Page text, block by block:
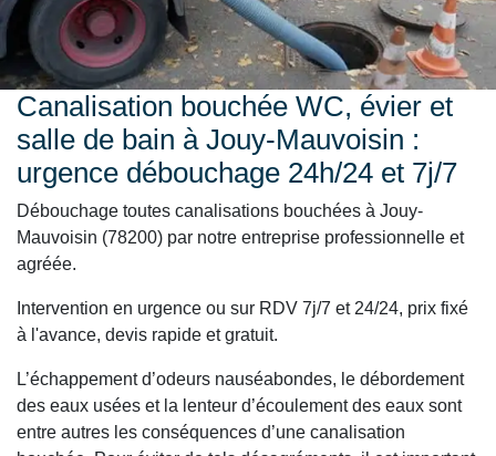
Canalisation bouchée WC, évier et
salle de bain à Jouy-Mauvoisin :
urgence débouchage 24h/24 et 7j/7
Débouchage toutes canalisations bouchées à Jouy-
Mauvoisin (78200) par notre entreprise professionnelle et
agréée.
Intervention en urgence ou sur RDV 7j/7 et 24/24, prix fixé
à l'avance, devis rapide et gratuit.
L’échappement d’odeurs nauséabondes, le débordement
des eaux usées et la lenteur d’écoulement des eaux sont
entre autres les conséquences d’une canalisation